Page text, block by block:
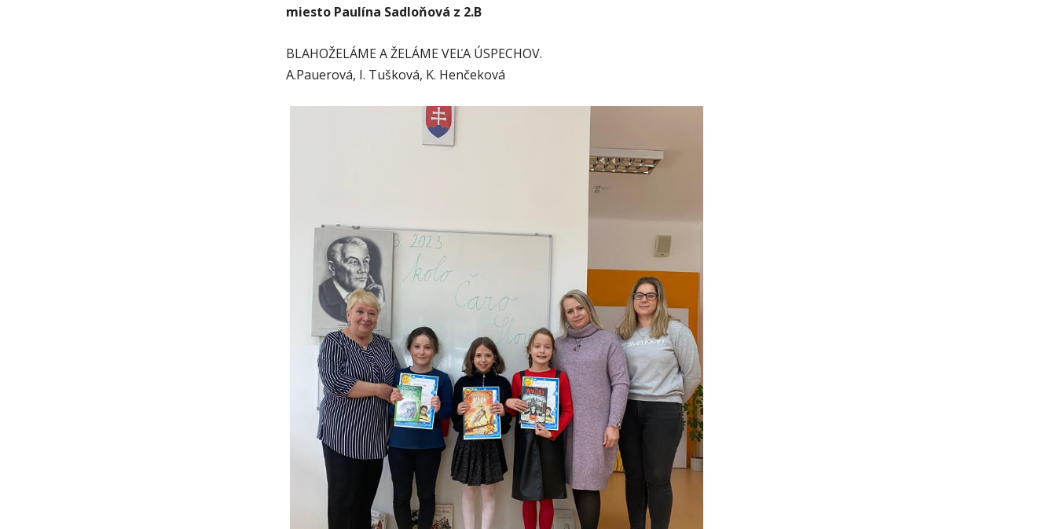
miesto Paulína Sadloňová z 2.B
BLAHOŽELÁME A ŽELÁME VEĽA ÚSPECHOV.
A.Pauerová, I. Tušková, K. Henčeková